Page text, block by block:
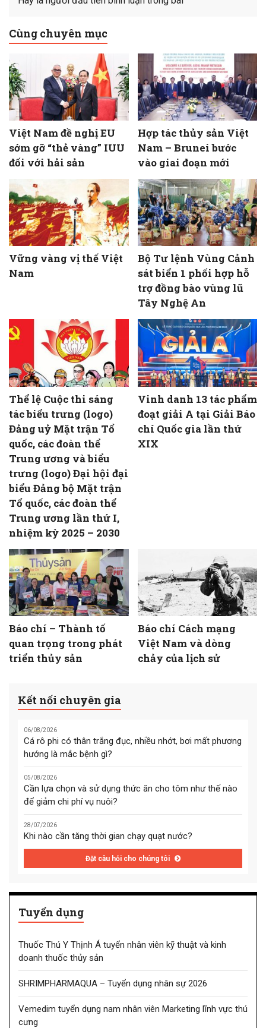
Cùng chuyên mục
Việt Nam đề nghị EU
sớm gỡ “thẻ vàng” IUU
đối với hải sản
Hợp tác thủy sản Việt
Nam – Brunei bước
vào giai đoạn mới
Vững vàng vị thế Việt
Nam
Bộ Tư lệnh Vùng Cảnh
sát biển 1 phối hợp hỗ
trợ đồng bào vùng lũ
Tây Nghệ An
Thể lệ Cuộc thi sáng
tác biểu trưng (logo)
Đảng uỷ Mặt trận Tổ
quốc, các đoàn thể
Trung ương và biểu
trưng (logo) Đại hội đại
biểu Đảng bộ Mặt trận
Tổ quốc, các đoàn thể
Trung ương lần thứ I,
nhiệm kỳ 2025 – 2030
Vinh danh 13 tác phẩm
đoạt giải A tại Giải Báo
chí Quốc gia lần thứ
XIX
Báo chí – Thành tố
quan trọng trong phát
triển thủy sản
Báo chí Cách mạng
Việt Nam và dòng
chảy của lịch sử
Kết nối chuyên gia
06/08/2026
Cá rô phi có thân trắng đục, nhiều nhớt, bơi mất phương
hướng là mắc bệnh gì?
05/08/2026
Cần lựa chọn và sử dụng thức ăn cho tôm như thế nào
để giảm chi phí vụ nuôi?
28/07/2026
Khi nào cần tăng thời gian chạy quạt nước?
Đặt câu hỏi cho chúng tôi
Tuyển dụng
Thuốc Thú Y Thịnh Á tuyển nhân viên kỹ thuật và kinh
doanh thuốc thủy sản
SHRIMPHARMAQUA – Tuyển dụng nhân sự 2026
Vemedim tuyển dụng nam nhân viên Marketing lĩnh vực thú
cưng